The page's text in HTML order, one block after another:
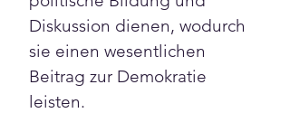
Diskussion dienen, wodurch
sie einen wesentlichen
Beitrag zur Demokratie
leisten.